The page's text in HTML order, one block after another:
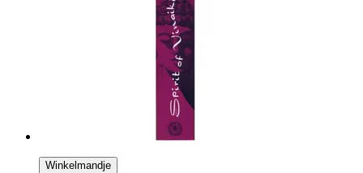
Winkelmandje